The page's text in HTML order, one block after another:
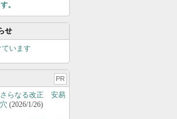
。
せ
ています
PR
さらなる改正 安易
(2026/1/26)